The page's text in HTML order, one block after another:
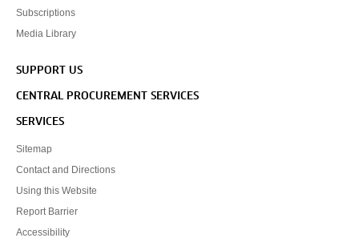
Subscriptions
Media Library
SUPPORT US
CENTRAL PROCUREMENT SERVICES
SERVICES
Sitemap
Contact and Directions
Using this Website
Report Barrier
Accessibility